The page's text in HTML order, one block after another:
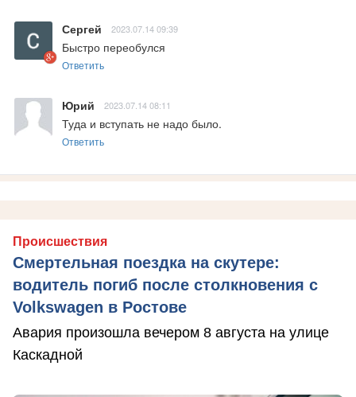
Сергей 2023.07.14 09:39
Быстро переобулся
Ответить
Юрий 2023.07.14 08:11
Туда и вступать не надо было.
Ответить
Происшествия
Смертельная поездка на скутере:
водитель погиб после столкновения с
Volkswagen в Ростове
Авария произошла вечером 8 августа на улице
Каскадной